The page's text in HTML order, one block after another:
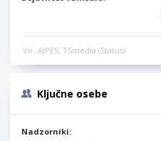
Vir: AJPES, TSmedia (Status)
Ključne osebe
Nadzorniki: